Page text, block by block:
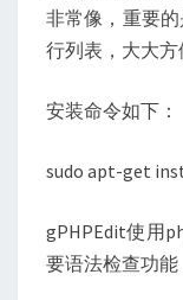
非常像，重要
行列表，大大方
安装命令如下：
sudo apt-get
gPHPEdit使用
要语法检查功能